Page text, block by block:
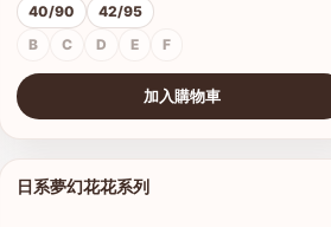
40/90
42/95
B
C D E F
加入購物車
日系夢幻花花系列